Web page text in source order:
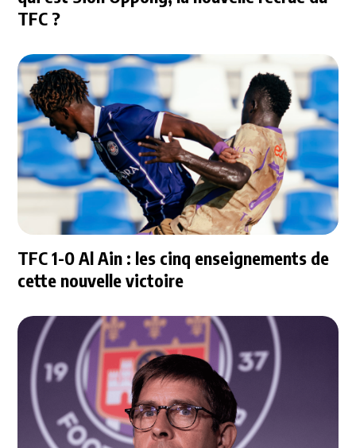
TFC ?
TFC 1-0 Al Ain : les cinq enseignements de
cette nouvelle victoire